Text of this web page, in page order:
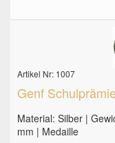
Artikel Nr: 1007
Genf
Material: Silber |
mm | Medaille